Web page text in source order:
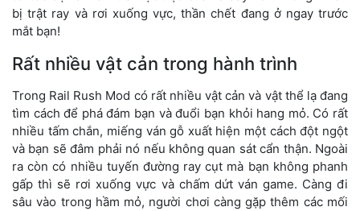
bị trật ray và rơi xuống vực, thần chết đang ở ngay trước
mắt bạn!
Rất nhiều vật cản trong hành trình
Trong Rail Rush Mod có rất nhiều vật cản và vật thể lạ đang
tìm cách để phá đám bạn và đuổi bạn khỏi hang mỏ. Có rất
nhiều tấm chắn, miếng ván gỗ xuất hiện một cách đột ngột
và bạn sẽ đâm phải nó nếu không quan sát cẩn thận. Ngoài
ra còn có nhiều tuyến đường ray cụt mà bạn không phanh
gấp thì sẽ rơi xuống vực và chấm dứt ván game. Càng đi
sâu vào trong hầm mỏ, người chơi càng gặp thêm các mối